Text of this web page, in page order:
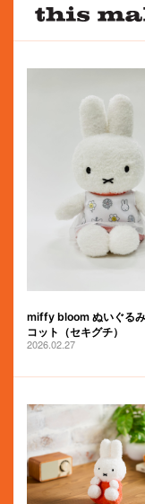
miffy bloom ぬいぐる
コット（セキグチ）
2026.02.27